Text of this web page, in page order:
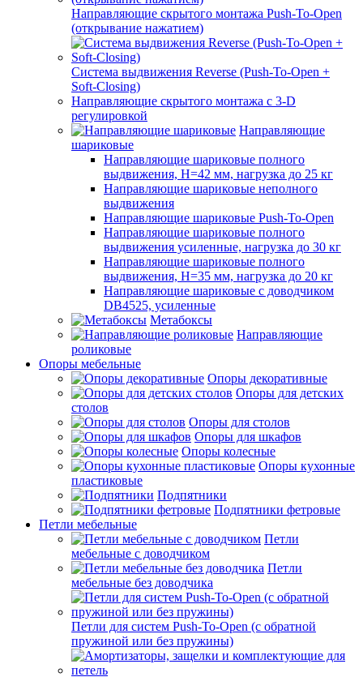
Направляющие скрытого монтажа Push-To-Open
(открывание нажатием)
Система выдвижения Reverse (Push-To-Open +
Soft-Closing)
Направляющие скрытого монтажа с 3-D
регулировкой
Направляющие
шариковые
Направляющие шариковые полного
выдвижения, H=42 мм, нагрузка до 25 кг
Направляющие шариковые неполного
выдвижения
Направляющие шариковые Push-To-Open
Направляющие шариковые полного
выдвижения усиленные, нагрузка до 30 кг
Направляющие шариковые полного
выдвижения, H=35 мм, нагрузка до 20 кг
Направляющие шариковые с доводчиком
DB4525, усиленные
Метабоксы
Направляющие
роликовые
Опоры мебельные
Опоры декоративные
Опоры для детских
столов
Опоры для столов
Опоры для шкафов
Опоры колесные
Опоры кухонные
пластиковые
Подпятники
Подпятники фетровые
Петли мебельные
Петли
мебельные с доводчиком
Петли
мебельные без доводчика
Петли для систем Push-To-Open (с обратной
пружиной или без пружины)